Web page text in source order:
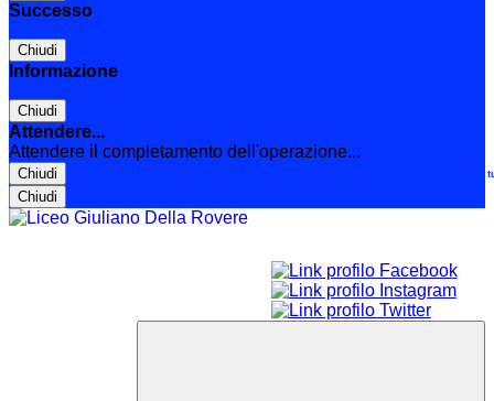
Successo
Chiudi
Informazione
Chiudi
Attendere...
Attendere il completamento dell'operazione...
Chiudi
Chiudi
Le